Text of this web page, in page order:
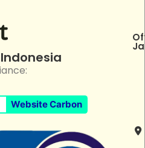
Website Carbon